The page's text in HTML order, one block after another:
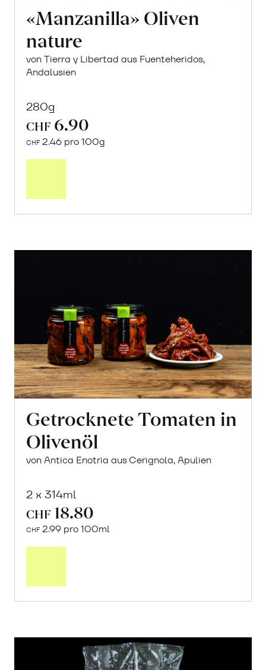
«Manzanilla» Oliven
nature
von Tierra y Libertad aus Fuenteheridos,
Andalusien
280g
CHF 6.90
CHF 2.46 pro 100g
Getrocknete Tomaten in
Olivenöl
von Antica Enotria aus Cerignola, Apulien
2 x 314ml
CHF 18.80
CHF 2.99 pro 100ml